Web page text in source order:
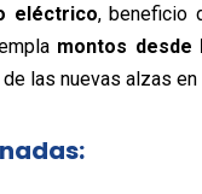
eléctrico, beneficio
montos desde
las nuevas alzas